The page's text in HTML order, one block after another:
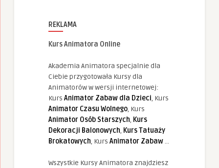
REKLAMA
Kurs Animatora Online
Akademia Animatora specjalnie dla
Ciebie przygotowała Kursy dla
Animatorów w wersji internetowej:
Kurs Animator Zabaw dla Dzieci, Kurs
Animator Czasu Wolnego, Kurs
Animator Osób Starszych, Kurs
Dekoracji Balonowych, Kurs Tatuaży
Brokatowych, Kurs Animator Zabaw...
Wszystkie Kursy Animatora znajdziesz